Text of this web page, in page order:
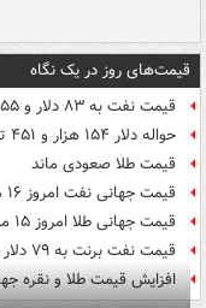
قیمت‌های روز در یک نگاه
قیمت نفت به ۸۳ دلار و ۵۵ سنت در هر بشکه رسید
حواله دلار ۱۵۴ هزار و ۴۵۱ تومان شد
قیمت طلا صعودی ماند
قیمت جهانی نفت امروز ۱۶ مرداد
قیمت جهانی طلا امروز ۱۵ مرداد
قیمت نفت برنت به ۷۹ دلار رسید
افزایش قیمت طلا و نقره